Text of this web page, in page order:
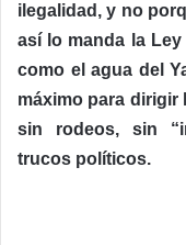
ilegalidad, y no
así lo manda la
como el agua del
máximo para dirigir
sin rodeos, sin
trucos políticos.